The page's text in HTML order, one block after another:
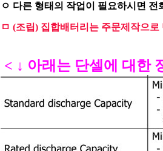
ㅇ 다른 형태의 작업이 필요하시면 전
ㅁ (조립) 집합배터리는 주문제작으
< ↓ 아래는 단셀에 대한